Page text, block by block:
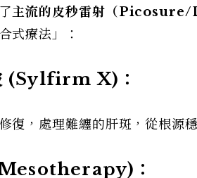
主流的皮秒雷射（
式療法」：
(Sylfirm X)：
復，處理難纏的肝斑，從根源
：